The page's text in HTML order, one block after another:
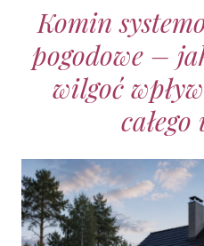
Komin
pogodowe –
wilgoć